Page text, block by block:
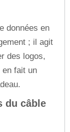
données en
; il agit
des logos,
fait un
du câble